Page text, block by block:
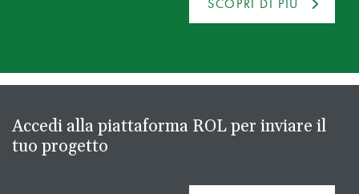
SCOPRI DI PIÙ
Accedi alla piattaforma ROL per inviare il
tuo progetto